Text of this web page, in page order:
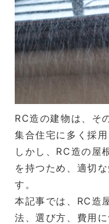
RC造の建物は、そ
集合住宅に多く採用
しかし、RC造の屋
を持つため、適切
す。
本記事では、RC造
法、選び方、費用